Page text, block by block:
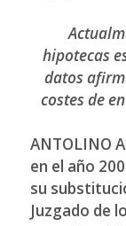
hipotecas
datos
costes de
ANTOLINO
en el año
su
Juzgado de